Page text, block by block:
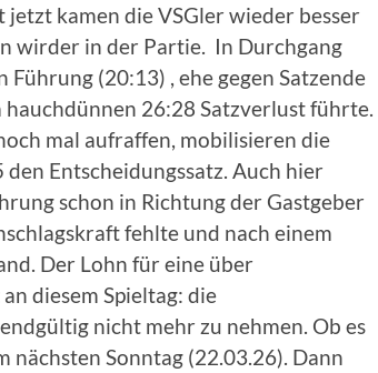
kamen die VSGler wieder besser
wirder in der Partie. In Durchgang
(20:13) , ehe gegen Satzende
26:28 Satzverlust führte.
mal aufraffen, mobilisieren die
Entscheidungssatz. Auch hier
schon in Richtung der Gastgeber
fehlte und nach einem
Der Lohn für eine über
diesem Spieltag: die
nicht mehr zu nehmen. Ob es
nächsten Sonntag (22.03.26). Dann